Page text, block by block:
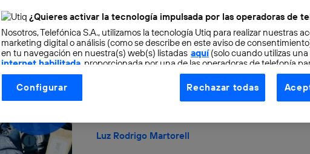
CONOCIMIENTO
Cómo superar la depresión
Acabas de regresar de tu merecido
nunca te hubieras ido. Sientes irritabilidad,
Luz Rodrigo Martorell
¿Quieres activar la tecnología impulsada por las operadoras de
Nosotros, Telefónica S.A., utilizamos la tecnología Utiq para realizar nuestras
marketing digital o análisis (como se describe en este aviso de
en tu navegación en nuestra(s) web(s) listadas aquí(solo cuando utilizas una
internet habilitada , proporcionada por una de las operadoras de telefonía
otorgas tu consentimiento en cada página web).
La tecnología Utiq está diseñada con la privacidad como prioridad
control.
utilizando tu dirección IP y otra información de la cuenta de cliente de
vinculada a la conexión que utilizas (p. ej., número de teléfono móvil).
Configurar Rechazar todas